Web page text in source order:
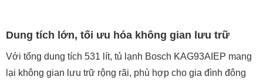
Dung tích lớn, tối ưu hóa không gian lưu trữ
Với tổng dung tích 531 lít, tủ lạnh Bosch KAG93AIEP mang
lại không gian lưu trữ rộng rãi, phù hợp cho gia đình đông